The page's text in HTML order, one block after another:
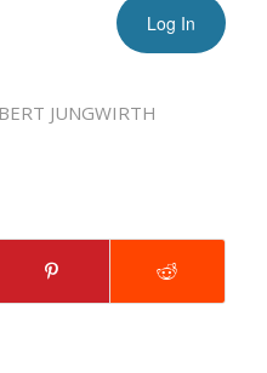
JUNGWIRTH